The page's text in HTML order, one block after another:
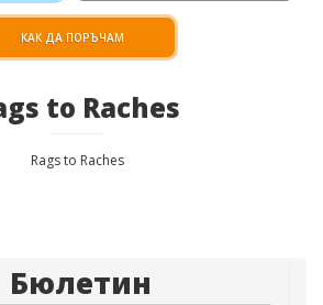
КАК ДА ПОРЪЧАМ
to Raches
Rags to Raches
Бюлетин